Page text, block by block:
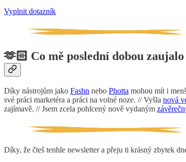
Vyplnit dotazník
🫶🏻 Co mě poslední dobou zaujalo
Díky nástrojům jako Fashn nebo Photta mohou mít i
své práci marketéra a práci na volné noze. // Vyšla nová
zajímavě. // Jsem zcela pohlcený nově vydaným
Díky, že čteš tenhle newsletter a přeju ti krásný zbytek